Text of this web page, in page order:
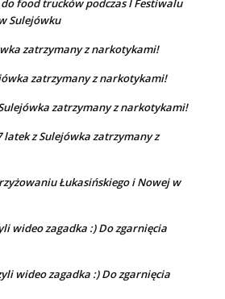
food trucków podczas I Festiwalu
Sulejówku
zatrzymany z narkotykami!
zatrzymany z narkotykami!
zatrzymany z narkotykami!
latek z Sulejówka zatrzymany z
Łukasińskiego i Nowej w
wideo zagadka :) Do zgarnięcia
wideo zagadka :) Do zgarnięcia